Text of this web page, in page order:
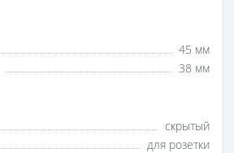
45 мм
38 мм
скрытый
для розетки